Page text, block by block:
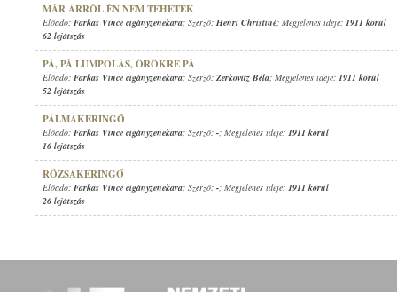
MÁR ARRÓL ÉN NEM TEHETEK
Előadó: Farkas Vince cigányzenekara; Szerző: Henri Christiné; Megjelenés ideje: 1911 körül
62 lejátszás
PÁ, PÁ LUMPOLÁS, ÖRÖKRE PÁ
Előadó: Farkas Vince cigányzenekara; Szerző: Zerkovitz Béla; Megjelenés ideje: 1911 körül
52 lejátszás
PÁLMAKERINGŐ
Előadó: Farkas Vince cigányzenekara; Szerző: -; Megjelenés ideje: 1911 körül
16 lejátszás
RÓZSAKERINGŐ
Előadó: Farkas Vince cigányzenekara; Szerző: -; Megjelenés ideje: 1911 körül
26 lejátszás